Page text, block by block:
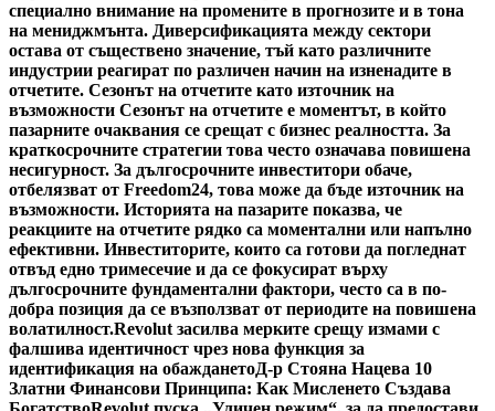
специално внимание на промените в прогнозите и в тона
на мениджмънта. Диверсификацията между сектори
остава от съществено значение, тъй като различните
индустрии реагират по различен начин на изненадите в
отчетите. Сезонът на отчетите като източник на
възможности Сезонът на отчетите е моментът, в който
пазарните очаквания се срещат с бизнес реалността. За
краткосрочните стратегии това често означава повишена
несигурност. За дългосрочните инвеститори обаче,
отбелязват от Freedom24, това може да бъде източник на
възможности. Историята на пазарите показва, че
реакциите на отчетите рядко са моментални или напълно
ефективни. Инвеститорите, които са готови да погледнат
отвъд едно тримесечие и да се фокусират върху
дългосрочните фундаментални фактори, често са в по-
добра позиция да се възползват от периодите на повишена
волатилност.Revolut засилва мерките срещу измами с
фалшива идентичност чрез нова функция за
идентификация на обажданетоД-р Стояна Нацева 10
Златни Финансови Принципа: Как Мисленето Създава